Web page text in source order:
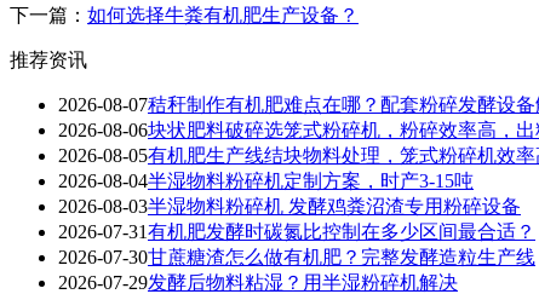
下一篇： 如何选择牛粪有机肥生产设备？
推荐资讯
2026-08-07秸秆制作有机肥难点在哪？配套粉碎发酵设
2026-08-06块状肥料破碎选笼式粉碎机，粉碎效率高，
2026-08-05有机肥生产线结块物料处理，笼式粉碎机效
2026-08-04半湿物料粉碎机定制方案，时产3-15吨
2026-08-03半湿物料粉碎机 发酵鸡粪沼渣专用粉碎设备
2026-07-31有机肥发酵时碳氮比控制在多少区间最合适？
2026-07-30甘蔗糖渣怎么做有机肥？完整发酵造粒生产线
2026-07-29发酵后物料粘湿？用半湿粉碎机解决